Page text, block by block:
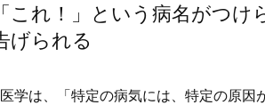
「これ！」という病名がつ
げられる
学は、「特定の病気には、特定の原因